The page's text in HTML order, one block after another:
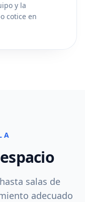
y la
cotice en
salas de
adecuado